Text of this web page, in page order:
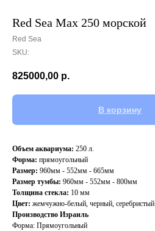
Red Sea Max 250 морской
Red Sea
SKU:
825000,00 р.
В корзину
Объем аквариума: 250 л.
Форма: прямоугольный
Размер: 960мм - 552мм - 665мм
Размер тумбы: 960мм - 552мм - 800мм
Толщина стекла: 10 мм
Цвет: жемчужно-белый, черный, серебристый
Производство Израиль
Форма: Прямоугольный